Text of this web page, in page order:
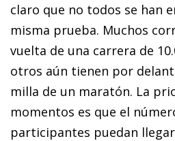
claro que no todos se han
misma prueba. Muchos
vuelta de una carrera de
otros aún tienen por
milla de un maratón. La
momentos es que el
participantes puedan